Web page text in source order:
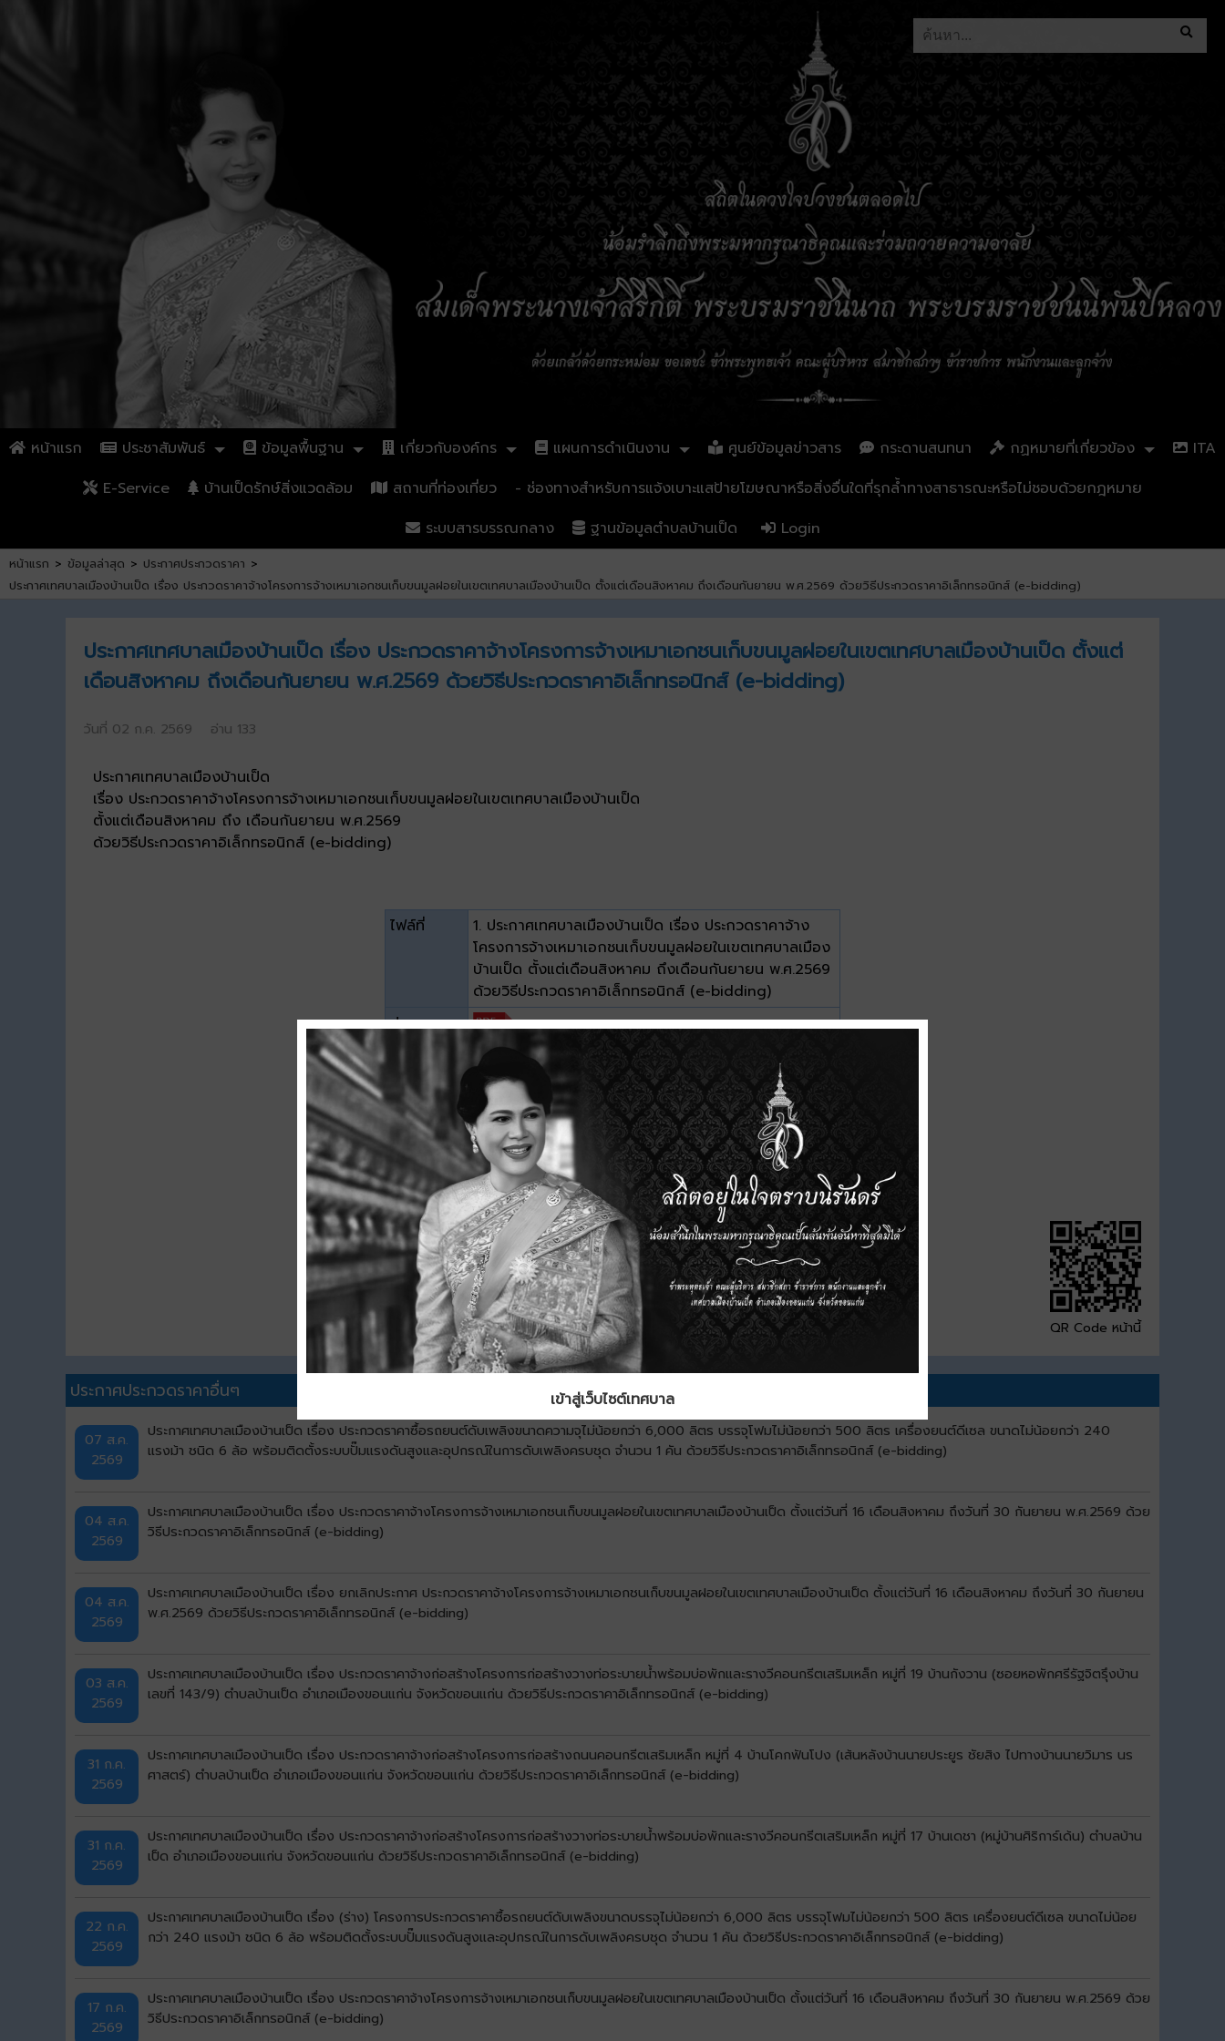
หน้าแรก ประชาสัมพันธ์ ข้อมูลพื้นฐาน เกี่ยวกับองค์กร แผนการดำเนินงาน ศูนย์ข้อมูลข่าวสาร กระดานสนทนา กฏหมายที่เกี่ยวข้อง
ITA
E-Service
บ้านเป็ดรักษ์สิ่งแวดล้อม สถานที่ท่องเที่ยว
- ช่องทางสำหรับการแจ้งเบาะแสป้ายโฆษณาหรือสิ่งอื่นใดที่รุกล้ำทางสาธารณะหรือไม่ชอบด้วยกฎหมาย
ระบบสารบรรณกลาง
ฐานข้อมูลตำบลบ้านเป็ด Login
หน้าแรก > ข้อมูลล่าสุด > ประกาศประกวดราคา >
ประกาศเทศบาลเมืองบ้านเป็ด เรื่อง ประกวดราคาจ้างโครงการจ้างเหมาเอกชนเก็บขนมูลฝอยในเขตเทศบาลเมืองบ้านเป็ด ตั้งแต่เดือนสิงหาคม ถึงเดือนกันยายน พ.ศ.2569 ด้วยวิธีประกวดราคาอิเล็กทรอนิกส์ (e-bidding)
ประกาศเทศบาลเมืองบ้านเป็ด เรื่อง ประกวดราคาจ้างโครงการจ้างเหมาเอกชนเก็บขนมูลฝอยในเขตเทศบาลเมืองบ้านเป็ด ตั้งแต่
เดือนสิงหาคม ถึงเดือนกันยายน พ.ศ.2569 ด้วยวิธีประกวดราคาอิเล็กทรอนิกส์ (e-bidding)
วันที่ 02 ก.ค. 2569 อ่าน 133
ประกาศเทศบาลเมืองบ้านเป็ด
เรื่อง ประกวดราคาจ้างโครงการจ้างเหมาเอกชนเก็บขนมูลฝอยในเขตเทศบาลเมืองบ้านเป็ด
ตั้งแต่เดือนสิงหาคม ถึง เดือนกันยายน พ.ศ.2569
ด้วยวิธีประกวดราคาอิเล็กทรอนิกส์ (e-bidding)
ไฟล์ที่
1. ประกาศเทศบาลเมืองบ้านเป็ด เรื่อง ประกวดราคาจ้าง
โครงการจ้างเหมาเอกชนเก็บขนมูลฝอยในเขตเทศบาลเมือง
บ้านเป็ด ตั้งแต่เดือนสิงหาคม ถึงเดือนกันยายน พ.ศ.2569
ด้วยวิธีประกวดราคาอิเล็กทรอนิกส์ (e-bidding)
ประเภท
ขนาด
7.7 MB
ดาวน์โหลด
QR Code หน้านี้
ประกาศประกวดราคาอื่นๆ
07 ส.ค.
2569
ประกาศเทศบาลเมืองบ้านเป็ด เรื่อง ประกวดราคาซื้อรถยนต์ดับเพลิงขนาดความจุไม่น้อยกว่า 6,000 ลิตร บรรจุโฟมไม่น้อยกว่า 500 ลิตร เครื่องยนต์ดีเซล ขนาดไม่น้อยกว่า 240
แรงม้า ชนิด 6 ล้อ พร้อมติดตั้งระบบปั๊มแรงดันสูงและอุปกรณ์ในการดับเพลิงครบชุด จำนวน 1 คัน ด้วยวิธีประกวดราคาอิเล็กทรอนิกส์ (e-bidding)
04 ส.ค.
2569
ประกาศเทศบาลเมืองบ้านเป็ด เรื่อง ประกวดราคาจ้างโครงการจ้างเหมาเอกชนเก็บขนมูลฝอยในเขตเทศบาลเมืองบ้านเป็ด ตั้งแต่วันที่ 16 เดือนสิงหาคม ถึงวันที่ 30 กันยายน พ.ศ.2569 ด้วย
วิธีประกวดราคาอิเล็กทรอนิกส์ (e-bidding)
04 ส.ค.
2569
ประกาศเทศบาลเมืองบ้านเป็ด เรื่อง ยกเลิกประกาศ ประกวดราคาจ้างโครงการจ้างเหมาเอกชนเก็บขนมูลฝอยในเขตเทศบาลเมืองบ้านเป็ด ตั้งแต่วันที่ 16 เดือนสิงหาคม ถึงวันที่ 30 กันยายน
พ.ศ.2569 ด้วยวิธีประกวดราคาอิเล็กทรอนิกส์ (e-bidding)
03 ส.ค.
2569
ประกาศเทศบาลเมืองบ้านเป็ด เรื่อง ประกวดราคาจ้างก่อสร้างโครงการก่อสร้างวางท่อระบายน้ำพร้อมบ่อพักและรางวีคอนกรีตเสริมเหล็ก หมู่ที่ 19 บ้านกังวาน (ซอยหอพักศรีรัฐจิตรุึงบ้าน
เลขที่ 143/9) ตำบลบ้านเป็ด อำเภอเมืองขอนแก่น จังหวัดขอนแก่น ด้วยวิธีประกวดราคาอิเล็กทรอนิกส์ (e-bidding)
31 ก.ค.
2569
ประกาศเทศบาลเมืองบ้านเป็ด เรื่อง ประกวดราคาจ้างก่อสร้างโครงการก่อสร้างถนนคอนกรีตเสริมเหล็ก หมู่ที่ 4 บ้านโคกฟันโปง (เส้นหลังบ้านนายประยูร ชัยสิง ไปทางบ้านนายวิมาร นร
ศาสตร์) ตำบลบ้านเป็ด อำเภอเมืองขอนแก่น จังหวัดขอนแก่น ด้วยวิธีประกวดราคาอิเล็กทรอนิกส์ (e-bidding)
31 ก.ค.
2569
ประกาศเทศบาลเมืองบ้านเป็ด เรื่อง ประกวดราคาจ้างก่อสร้างโครงการก่อสร้างวางท่อระบายน้ำพร้อมบ่อพักและรางวีคอนกรีตเสริมเหล็ก หมู่ที่ 17 บ้านเดชา (หมู่บ้านศิริการ์เด้น) ตำบลบ้าน
เป็ด อำเภอเมืองขอนแก่น จังหวัดขอนแก่น ด้วยวิธีประกวดราคาอิเล็กทรอนิกส์ (e-bidding)
22 ก.ค.
2569
ประกาศเทศบาลเมืองบ้านเป็ด เรื่อง (ร่าง) โครงการประกวดราคาซื้อรถยนต์ดับเพลิงขนาดบรรจุไม่น้อยกว่า 6,000 ลิตร บรรจุโฟมไม่น้อยกว่า 500 ลิตร เครื่องยนต์ดีเซล ขนาดไม่น้อย
กว่า 240 แรงม้า ชนิด 6 ล้อ พร้อมติดตั้งระบบปั๊มแรงดันสูงและอุปกรณ์ในการดับเพลิงครบชุด จำนวน 1 คัน ด้วยวิธีประกวดราคาอิเล็กทรอนิกส์ (e-bidding)
17 ก.ค.
2569
ประกาศเทศบาลเมืองบ้านเป็ด เรื่อง ประกวดราคาจ้างโครงการจ้างเหมาเอกชนเก็บขนมูลฝอยในเขตเทศบาลเมืองบ้านเป็ด ตั้งแต่วันที่ 16 เดือนสิงหาคม ถึงวันที่ 30 กันยายน พ.ศ.2569 ด้วย
วิธีประกวดราคาอิเล็กทรอนิกส์ (e-bidding)
เข้าสู่เว็บไซต์เทศบาล